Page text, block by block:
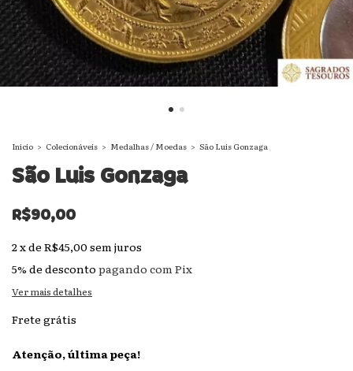
Início > Colecionáveis > Medalhas / Moedas > São Luis Gonzaga
São Luis Gonzaga
R$90,00
2xde R$45,00 sem juros
5% de desconto pagando com Pix
Ver mais detalhes
Frete grátis
Atenção, última peça!